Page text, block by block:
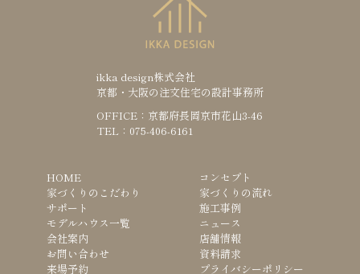
ikka design株式会社
京都・大阪の注文住宅の設計事務所
OFFICE：京都府長岡京市花山3-46
TEL：075-406-6161
HOME
家づくりのこだわり
サポート
モデルハウス一覧
会社案内
お問い合わせ
来場予約
コンセプト
家づくりの流れ
施工事例
ニュース
店舗情報
資料請求
プライバシーポリシー